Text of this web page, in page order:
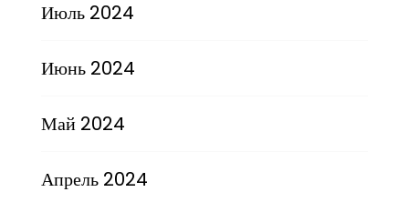
Июль 2024
Июнь 2024
Май 2024
Апрель 2024